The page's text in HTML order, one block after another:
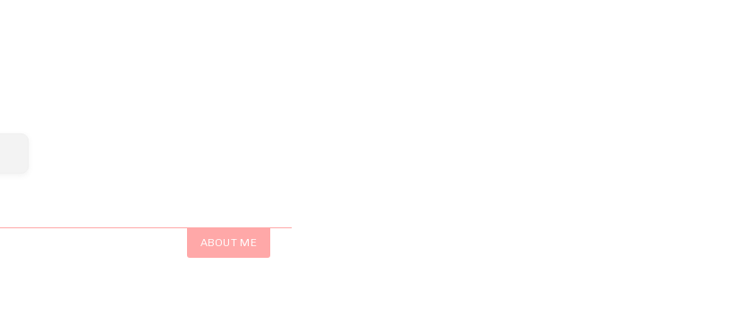
ABOUT ME